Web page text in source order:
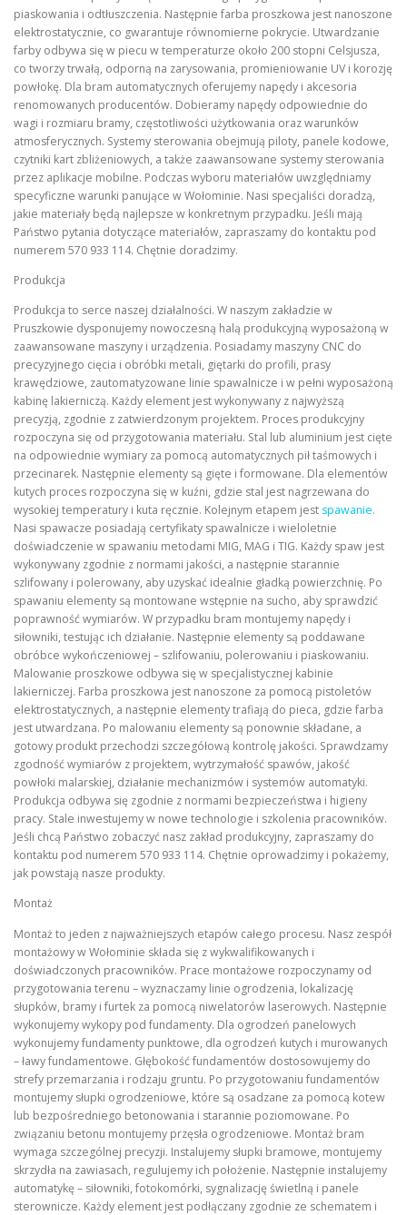
piaskowania i odtłuszczenia. Następnie farba proszkowa jest nanoszone
elektrostatycznie, co gwarantuje równomierne pokrycie. Utwardzanie
farby odbywa się w piecu w temperaturze około 200 stopni Celsjusza,
co tworzy trwałą, odporną na zarysowania, promieniowanie UV i korozję
powłokę. Dla bram automatycznych oferujemy napędy i akcesoria
renomowanych producentów. Dobieramy napędy odpowiednie do
wagi i rozmiaru bramy, częstotliwości użytkowania oraz warunków
atmosferycznych. Systemy sterowania obejmują piloty, panele kodowe,
czytniki kart zbliżeniowych, a także zaawansowane systemy sterowania
przez aplikacje mobilne. Podczas wyboru materiałów uwzględniamy
specyficzne warunki panujące w Wołominie. Nasi specjaliści doradzą,
jakie materiały będą najlepsze w konkretnym przypadku. Jeśli mają
Państwo pytania dotyczące materiałów, zapraszamy do kontaktu pod
numerem 570 933 114. Chętnie doradzimy.
Produkcja
Produkcja to serce naszej działalności. W naszym zakładzie w
Pruszkowie dysponujemy nowoczesną halą produkcyjną wyposażoną w
zaawansowane maszyny i urządzenia. Posiadamy maszyny CNC do
precyzyjnego cięcia i obróbki metali, giętarki do profili, prasy
krawędziowe, zautomatyzowane linie spawalnicze i w pełni wyposażoną
kabinę lakierniczą. Każdy element jest wykonywany z najwyższą
precyzją, zgodnie z zatwierdzonym projektem. Proces produkcyjny
rozpoczyna się od przygotowania materiału. Stal lub aluminium jest cięte
na odpowiednie wymiary za pomocą automatycznych pił taśmowych i
przecinarek. Następnie elementy są gięte i formowane. Dla elementów
kutych proces rozpoczyna się w kuźni, gdzie stal jest nagrzewana do
wysokiej temperatury i kuta ręcznie. Kolejnym etapem jest spawanie.
Nasi spawacze posiadają certyfikaty spawalnicze i wieloletnie
doświadczenie w spawaniu metodami MIG, MAG i TIG. Każdy spaw jest
wykonywany zgodnie z normami jakości, a następnie starannie
szlifowany i polerowany, aby uzyskać idealnie gładką powierzchnię. Po
spawaniu elementy są montowane wstępnie na sucho, aby sprawdzić
poprawność wymiarów. W przypadku bram montujemy napędy i
siłowniki, testując ich działanie. Następnie elementy są poddawane
obróbce wykończeniowej – szlifowaniu, polerowaniu i piaskowaniu.
Malowanie proszkowe odbywa się w specjalistycznej kabinie
lakierniczej. Farba proszkowa jest nanoszone za pomocą pistoletów
elektrostatycznych, a następnie elementy trafiają do pieca, gdzie farba
jest utwardzana. Po malowaniu elementy są ponownie składane, a
gotowy produkt przechodzi szczegółową kontrolę jakości. Sprawdzamy
zgodność wymiarów z projektem, wytrzymałość spawów, jakość
powłoki malarskiej, działanie mechanizmów i systemów automatyki.
Produkcja odbywa się zgodnie z normami bezpieczeństwa i higieny
pracy. Stale inwestujemy w nowe technologie i szkolenia pracowników.
Jeśli chcą Państwo zobaczyć nasz zakład produkcyjny, zapraszamy do
kontaktu pod numerem 570 933 114. Chętnie oprowadzimy i pokażemy,
jak powstają nasze produkty.
Montaż
Montaż to jeden z najważniejszych etapów całego procesu. Nasz zespół
montażowy w Wołominie składa się z wykwalifikowanych i
doświadczonych pracowników. Prace montażowe rozpoczynamy od
przygotowania terenu – wyznaczamy linie ogrodzenia, lokalizację
słupków, bramy i furtek za pomocą niwelatorów laserowych. Następnie
wykonujemy wykopy pod fundamenty. Dla ogrodzeń panelowych
wykonujemy fundamenty punktowe, dla ogrodzeń kutych i murowanych
– ławy fundamentowe. Głębokość fundamentów dostosowujemy do
strefy przemarzania i rodzaju gruntu. Po przygotowaniu fundamentów
montujemy słupki ogrodzeniowe, które są osadzane za pomocą kotew
lub bezpośredniego betonowania i starannie poziomowane. Po
związaniu betonu montujemy przęsła ogrodzeniowe. Montaż bram
wymaga szczególnej precyzji. Instalujemy słupki bramowe, montujemy
skrzydła na zawiasach, regulujemy ich położenie. Następnie instalujemy
automatykę – siłowniki, fotokomórki, sygnalizację świetlną i panele
sterownicze. Każdy element jest podłączany zgodnie ze schematem i